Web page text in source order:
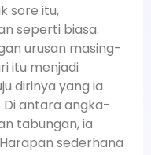
sore itu,
seperti biasa.
urusan masing-
itu menjadi
dirinya yang ia
Di antara angka-
tabungan, ia
sederhana